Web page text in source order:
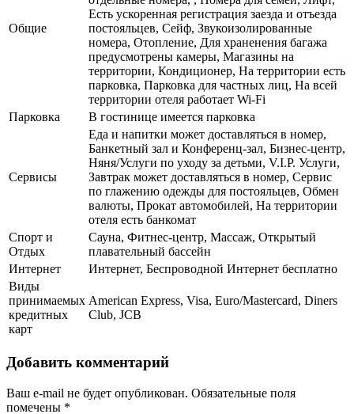
Общие
Есть ускоренная регистрация заезда и отъезда
постояльцев, Сейф, Звукоизолированные
номера, Отопление, Для храненения багажа
предусмотрены камеры, Магазины на
территории, Кондиционер, На территории есть
парковка, Парковка для частных лиц, На всей
территории отеля работает Wi-Fi
Парковка
В гостинице имеется парковка
Сервисы
Еда и напитки может доставляться в номер,
Банкетный зал и Конференц-зал, Бизнес-центр,
Няня/Услуги по уходу за детьми, V.I.P. Услуги,
Завтрак может доставляться в номер, Сервис
по глажению одежды для постояльцев, Обмен
валюты, Прокат автомобилей, На территории
отеля есть банкомат
Спорт и
Отдых
Сауна, Фитнес-центр, Массаж, Открытый
плавательный бассейн
Интернет
Интернет, Беспроводной Интернет бесплатно
Виды
принимаемых
кредитных
карт
American Express, Visa, Euro/Mastercard, Diners
Club, JCB
Добавить комментарий
Ваш e-mail не будет опубликован. Обязательные поля
помечены *